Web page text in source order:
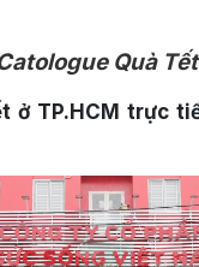
Quà
ở TP.HCM trực